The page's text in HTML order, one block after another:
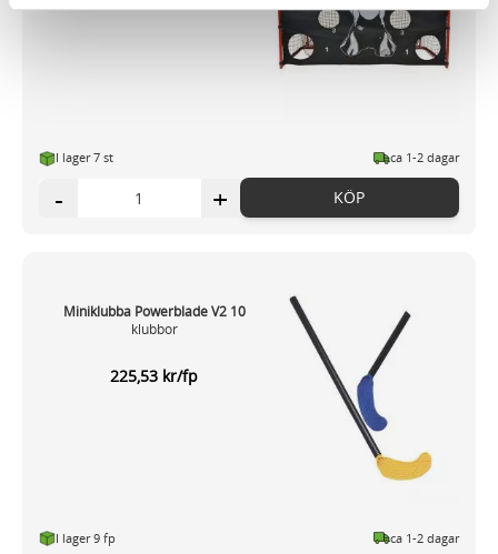
och annonserna till användarna, tillhandahålla funktioner
för sociala medier och analysera vår trafik. Vi
vidarebefordrar även sådana identifierare och annan
information som du har tillhandahållit eller som de har
samlat in när du har använt deras tjänster.
I lager 7 st ca 1-2 dagar
- + KÖP
Miniklubba Powerblade V2 10
klubbor
225,53 kr/fp
I lager 9 fp ca 1-2 dagar